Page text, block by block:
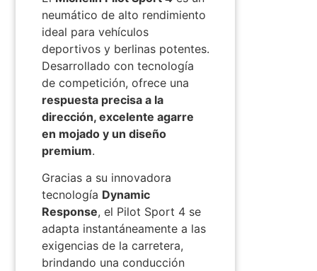
neumático de alto rendimiento
ideal para vehículos
deportivos y berlinas potentes.
Desarrollado con tecnología
de competición, ofrece una
respuesta precisa a la
dirección, excelente agarre
en mojado y un diseño
premium.
Gracias a su innovadora
tecnología Dynamic
Response, el Pilot Sport 4 se
adapta instantáneamente a las
exigencias de la carretera,
brindando una conducción